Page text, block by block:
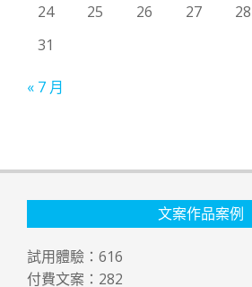
24
25 26 27 28
31
« 7 月
文案作品案例
試用體驗： 616
付費文案： 282